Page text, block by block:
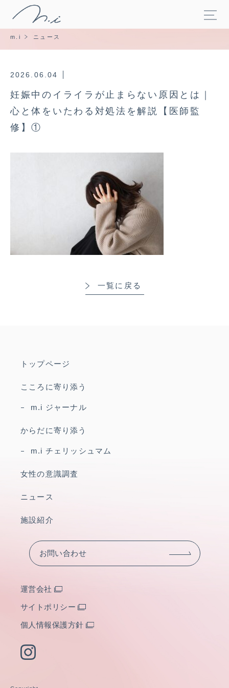
m.i ニュース
2026.06.04
妊娠中のイライラが止まらない原因とは｜
心と体をいたわる対処法を解説【医師監
修】①
一覧に戻る
トップページ
こころに寄り添う
m.i ジャーナル
からだに寄り添う
m.i チェリッシュマム
女性の意識調査
ニュース
施設紹介
お問い合わせ
運営会社
サイトポリシー
個人情報保護方針